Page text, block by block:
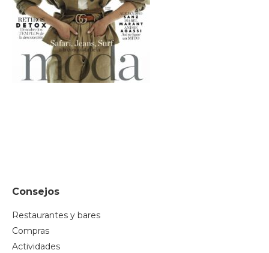
Consejos
Restaurantes y bares
Compras
Actividades